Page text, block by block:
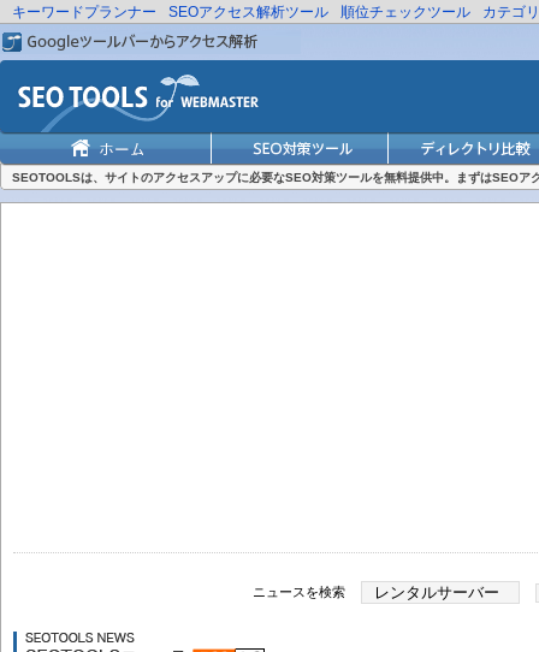
キーワードプランナー SEOアクセス解析ツール 順位チェックツール カテゴ
SEOTOOLSは、サイトのアクセスアップに必要なSEO対策ツールを無料提供中。まずはSEOア
ニュースを検索